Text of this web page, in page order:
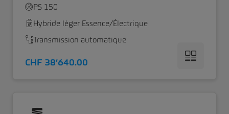
PS 150
Hybride léger Essence/Électrique
Transmission automatique
CHF 38’640.00